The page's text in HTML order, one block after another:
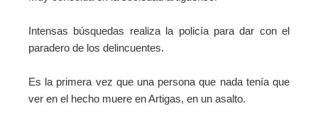
Intensas búsquedas realiza la policía para dar con el
paradero de los delincuentes.
Es la primera vez que una persona que nada tenía que
ver en el hecho muere en Artigas, en un asalto.